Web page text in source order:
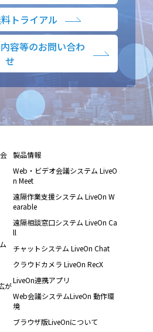
トライアル
容等のお問い合わ
せ
が
製品情報
Web・ビデオ会議システム LiveO
n Meet
遠隔作業支援システム LiveOn W
earable
遠隔相談窓口システム LiveOn Ca
ll
チャットシステム LiveOn Chat
クラウドカメラ LiveOn RecX
LiveOn連携アプリ
Web会議システムLiveOn 動作環
境
ブラウザ版LiveOnについて